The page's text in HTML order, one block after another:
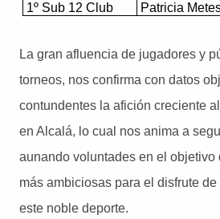
1º Sub 12 Club
Patricia
La gran afluencia de jugadores y
torneos, nos confirma con datos
contundentes la afición creciente
en Alcalá, lo cual nos anima a
aunando voluntades en el objetivo
más ambiciosas para el disfrute
este noble deporte.